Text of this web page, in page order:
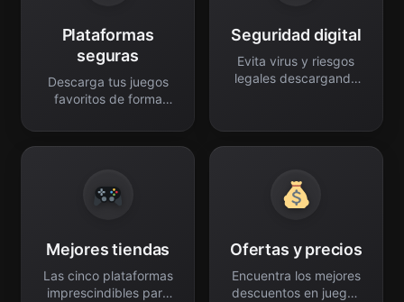
Plataformas
seguras
Descarga tus juegos
favoritos de forma
Seguridad digital
Evita virus y riesgos
legales descargando
Mejores tiendas
Las cinco plataformas
imprescindibles para
Ofertas y precios
Encuentra los mejores
descuentos en juegos